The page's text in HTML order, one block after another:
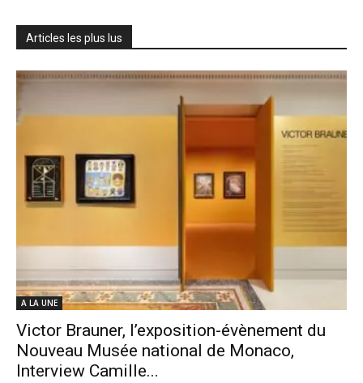
Articles les plus lus
A LA UNE
Victor Brauner, l’exposition-évènement du
Nouveau Musée national de Monaco,
Interview Camille...